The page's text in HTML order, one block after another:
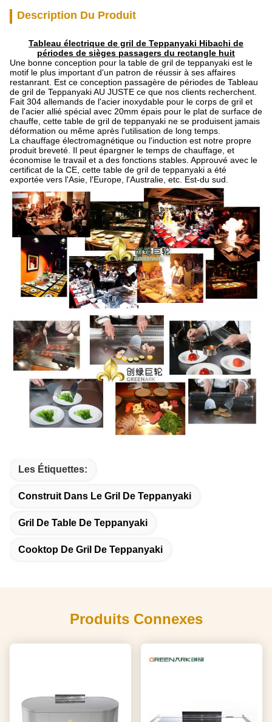
Description Du Produit
Tableau électrique de gril de Teppanyaki Hibachi de
périodes de sièges passagers du rectangle huit
Une bonne conception pour la table de gril de teppanyaki est le
motif le plus important d'un patron de réussir à ses affaires
restanrant. Est ce conception passagère de périodes de Tableau
de gril de Teppanyaki AU JUSTE ce que nos clients recherchent.
Fait 304 allemands de l'acier inoxydable pour le corps de gril et
de l'acier allié spécial avec 20mm épais pour le plat de surface de
chauffe, cette table de gril de teppanyaki ne se produisent jamais
déformation ou même après l'utilisation de long temps.
La chauffage électromagnétique ou l'induction est notre propre
produit breveté. Il peut épargner le temps de chauffage, et
économise le travail et a des fonctions stables. Approuvé avec le
certificat de la CE, cette table de gril de teppanyaki a été
exportée vers l'Asie, l'Europe, l'Australie, etc. Est-du sud.
Les Étiquettes:
Construit Dans Le Gril De Teppanyaki
Gril De Table De Teppanyaki
Cooktop De Gril De Teppanyaki
Produits Connexes